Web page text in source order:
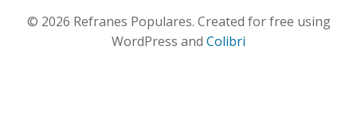
© 2026 Refranes Populares. Created for free using
WordPress and Colibri